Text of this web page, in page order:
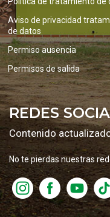
Aviso de privacidad
de datos
Permiso ausencia
Permisos de salida
REDES
Contenido
No te pierdas nuestras